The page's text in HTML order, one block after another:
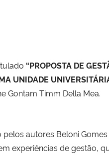
“PROPOSTA DE
UNIDADE
Gontam Timm Della Mea.
autores Beloni
experiências de gestão,